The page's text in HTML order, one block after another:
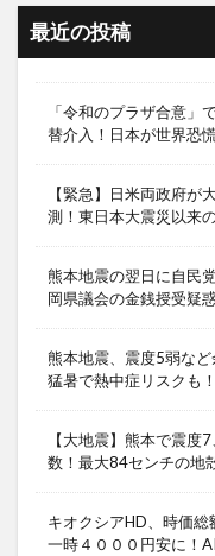
最近の投稿
「令和のプラザ合意」
替介入！日本が世界恐
【緊急】日米両政府が
測！東日本大震災以来
熊本地震の翌日に自民
岡県議会の金銭授受疑
熊本地震、震度5弱な
猛暑で熱中症リスクも
【大地震】熊本で震度
数！最大84センチの地
キオクシアHD、時価
一時４０００円安に！